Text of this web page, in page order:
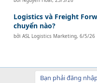
Logistics và Freight
chuyển nào?
bởiASL Logistics Marketing,6/5/26
Bạn phải đăng